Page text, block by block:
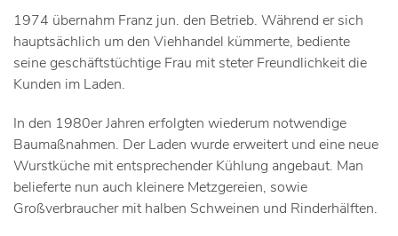
1974 übernahm Franz jun. den Betrieb. Während er sich
hauptsächlich um den Viehhandel kümmerte, bediente
seine geschäftstüchtige Frau mit steter Freundlichkeit die
Kunden im Laden.
In den 1980er Jahren erfolgten wiederum notwendige
Baumaßnahmen. Der Laden wurde erweitert und eine neue
Wurstküche mit entsprechender Kühlung angebaut. Man
belieferte nun auch kleinere Metzgereien, sowie
Großverbraucher mit halben Schweinen und Rinderhälften.